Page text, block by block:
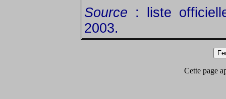
Source : liste
2003.
Cette page